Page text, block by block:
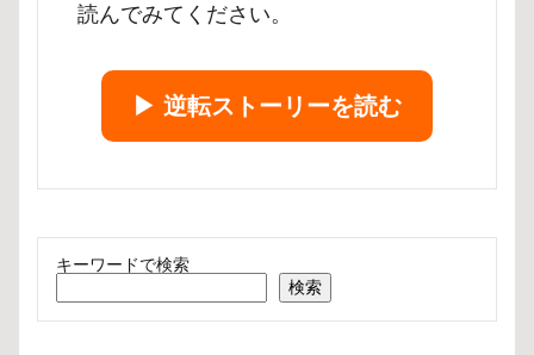
読んでみてください。
▶︎ 逆転ストーリーを読む
キーワードで検索
検索